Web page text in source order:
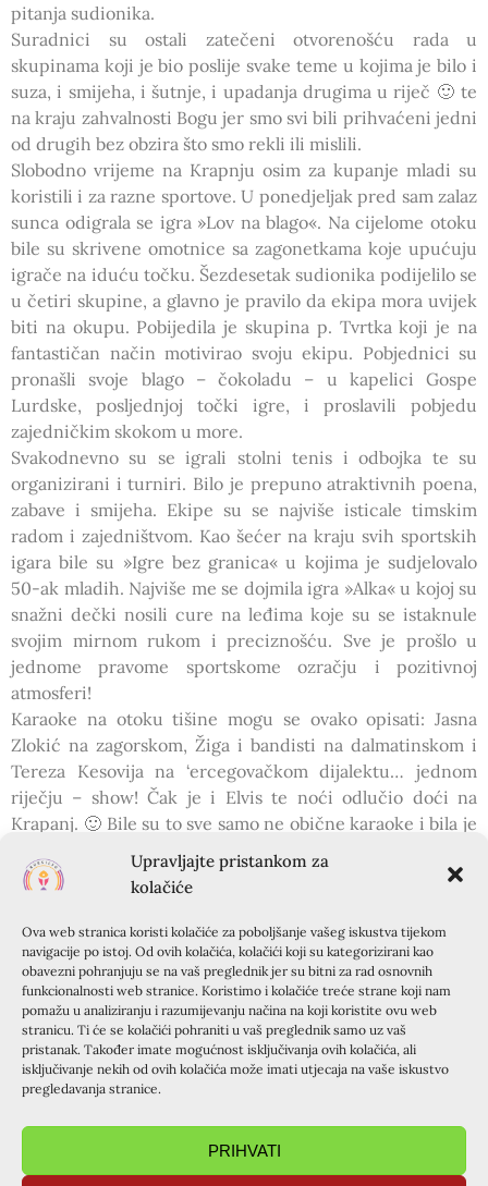
Upravljajte pristankom za
kolačiće
Ova web stranica koristi kolačiće za poboljšanje vašeg iskustva tijekom
navigacije po istoj. Od ovih kolačića, kolačići koji su kategorizirani kao
obavezni pohranjuju se na vaš preglednik jer su bitni za rad osnovnih
funkcionalnosti web stranice. Koristimo i kolačiće treće strane koji nam
pomažu u analiziranju i razumijevanju načina na koji koristite ovu web
stranicu. Ti će se kolačići pohraniti u vaš preglednik samo uz vaš
pristanak. Također imate mogućnost isključivanja ovih kolačića, ali
isključivanje nekih od ovih kolačića može imati utjecaja na vaše iskustvo
pregledavanja stranice.
PRIHVATI
pitanja sudionika.
Suradnici su ostali zatečeni otvorenošću rada u
skupinama koji je bio poslije svake teme u kojima je bilo i
suza, i smijeha, i šutnje, i upadanja drugima u riječ 🙂 te
na kraju zahvalnosti Bogu jer smo svi bili prihvaćeni jedni
od drugih bez obzira što smo rekli ili mislili.
Slobodno vrijeme na Krapnju osim za kupanje mladi su
koristili i za razne sportove. U ponedjeljak pred sam zalaz
sunca odigrala se igra »Lov na blago«. Na cijelome otoku
bile su skrivene omotnice sa zagonetkama koje upućuju
igrače na iduću točku. Šezdesetak sudionika podijelilo se
u četiri skupine, a glavno je pravilo da ekipa mora uvijek
biti na okupu. Pobijedila je skupina p. Tvrtka koji je na
fantastičan način motivirao svoju ekipu. Pobjednici su
pronašli svoje blago – čokoladu – u kapelici Gospe
Lurdske, posljednjoj točki igre, i proslavili pobjedu
zajedničkim skokom u more.
Svakodnevno su se igrali stolni tenis i odbojka te su
organizirani i turniri. Bilo je prepuno atraktivnih poena,
zabave i smijeha. Ekipe su se najviše isticale timskim
radom i zajedništvom. Kao šećer na kraju svih sportskih
igara bile su »Igre bez granica« u kojima je sudjelovalo
50-ak mladih. Najviše me se dojmila igra »Alka« u kojoj su
snažni dečki nosili cure na leđima koje su se istaknule
svojim mirnom rukom i preciznošću. Sve je prošlo u
jednome pravome sportskome ozračju i pozitivnoj
atmosferi!
Karaoke na otoku tišine mogu se ovako opisati: Jasna
Zlokić na zagorskom, Žiga i bandisti na dalmatinskom i
Tereza Kesovija na ‘ercegovačkom dijalektu… jednom
riječju – show! Čak je i Elvis te noći odlučio doći na
Krapanj. 🙂 Bile su to sve samo ne obične karaoke i bila je
to sve samo ne tišina. Slučajni bi prolaznik pomislio –
maturalna zabava.
Da se u 23 sata ne gase svjetla, potrajalo bi tako do
glasanja pijetla… Bogu hvala i slava na radosti te noći, jer
je i On te noći bio radostan. 🙂
Glazba je u ovome terminu bila na visokoj razini. Razlog
tomu je mnogo talentiranih svirača i pjevača koji su bili
spremni iskoristiti svoj talent na dobro zajednice.
Posebno treba naglasiti šarolikost instrumenata: gitare,
klavijature, violončelo, violina, flauta i saksofon. Moglo bi
koji je zajedno s lijepim glasovima mladih srednjoškolaca
uvelike doprinio našemu duhovnomu kampu.